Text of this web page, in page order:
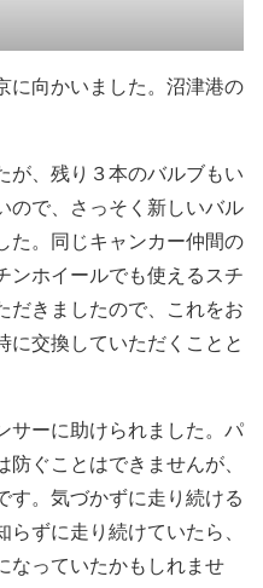
に向かいました。沼津港の
が、残り３本のバルブもい
ので、さっそく新しいバル
た。同じキャンカー仲間の
ンホイールでも使えるスチ
だきましたので、これをお
に交換していただくことと
サーに助けられました。パ
ぐことはできませんが、
す。気づかずに走り続ける
ずに走り続けていたら、
なっていたかもしれませ